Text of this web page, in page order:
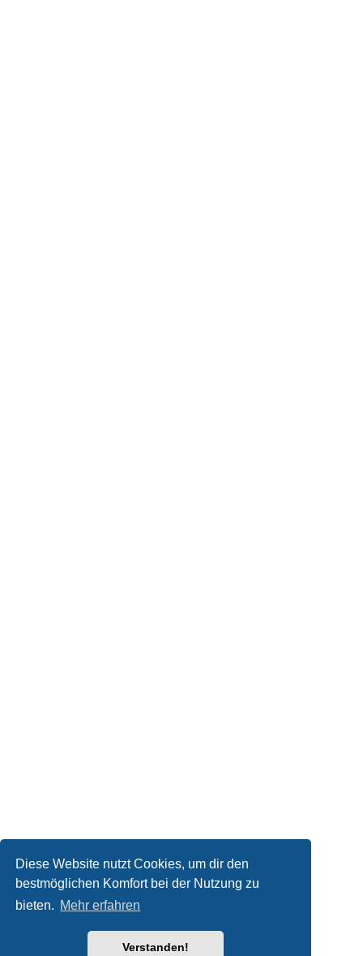
Diese Website nutzt Cookies, um dir den
bestmöglichen Komfort bei der Nutzung zu
bieten. Mehr erfahren
Verstanden!